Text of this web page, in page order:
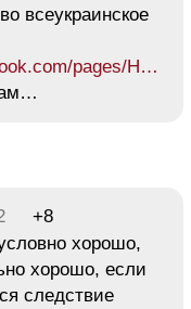
всеукраинское
pages/Н…
+8
хорошо,
хорошо, если
следствие